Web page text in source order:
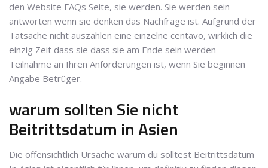
den Website FAQs Seite, sie werden. Sie werden sein
antworten wenn sie denken das Nachfrage ist. Aufgrund der
Tatsache nicht auszahlen eine einzelne centavo, wirklich die
einzig Zeit dass sie dass sie am Ende sein werden
Teilnahme an Ihren Anforderungen ist, wenn Sie beginnen
Angabe Betrüger.
warum sollten Sie nicht
Beitrittsdatum in Asien
Die offensichtlich Ursache warum du solltest Beitrittsdatum